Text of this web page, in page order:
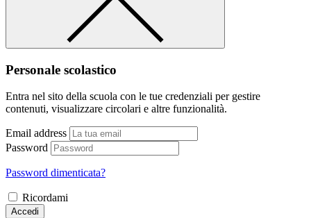
Personale scolastico
Entra nel sito della scuola con le tue credenziali per gestire
contenuti, visualizzare circolari e altre funzionalità.
Email address
Password
Password dimenticata?
Ricordami
Accedi